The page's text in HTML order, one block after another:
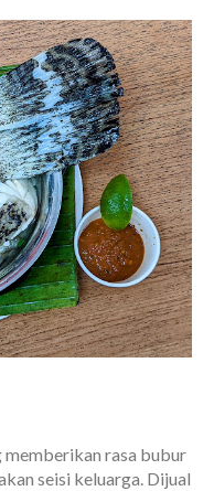
memberikan rasa bubur
seisi keluarga. Dijual